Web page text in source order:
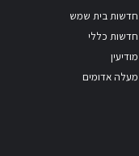
חדשות בית שמש
חדשות כללי
מודיעין
מעלה אדומים